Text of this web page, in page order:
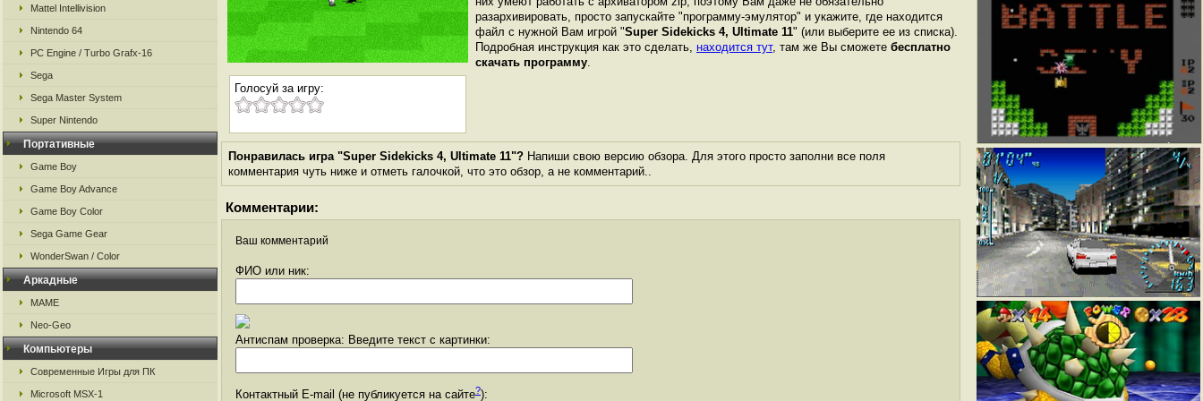
Mattel Intellivision
Nintendo 64
PC Engine / Turbo Grafx-16
Sega
Sega Master System
Super Nintendo
Портативные
Game Boy
Game Boy Advance
Game Boy Color
Sega Game Gear
WonderSwan / Color
Аркадные
MAME
Neo-Geo
Компьютеры
Современные Игры для ПК
Microsoft MSX-1
Голосуй за игру:
разархивировать, просто запускайте "программу-эмулятор" и укажите, где находится
файл с нужной Вам игрой "Super Sidekicks 4, Ultimate 11" (или выберите ее из списка).
Подробная инструкция как это сделать, находится тут, там же Вы сможете бесплатно
скачать программу.
Понравилась игра "Super Sidekicks 4, Ultimate 11"? Напиши свою версию обзора. Для этого просто заполни все поля
комментария чуть ниже и отметь галочкой, что это обзор, а не комментарий..
Комментарии:
Ваш комментарий
ФИО или ник:
Антиспам проверка: Введите текст с картинки:
Контактный E-mail (не публикуется на сайте?):